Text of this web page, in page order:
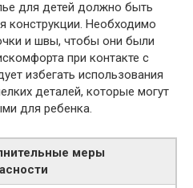
для детей должно быть
конструкции. Необходимо
и швы, чтобы они были
при контакте с
избегать использования
деталей, которые могут
для ребенка.
меры